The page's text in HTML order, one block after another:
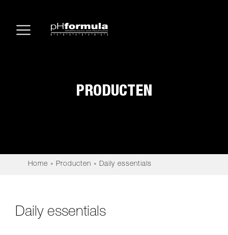
PRODUCTEN
Home » Producten » Daily essentials
Daily essentials